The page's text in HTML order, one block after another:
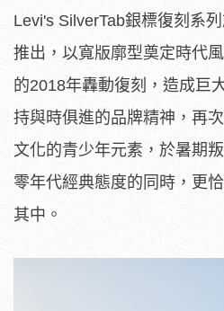
Levi's SilverTab銀標復刻系
推出，以寬版廓型奠定時代
的2018年轟動復刻，造成巨
持與時俱進的品牌精神，再
文化的青少年元素，於暑期叛
零年代經典態度的同時，更
其中。